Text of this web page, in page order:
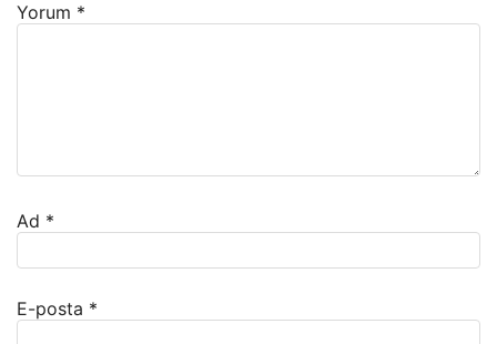
Yorum *
Ad *
E-posta *